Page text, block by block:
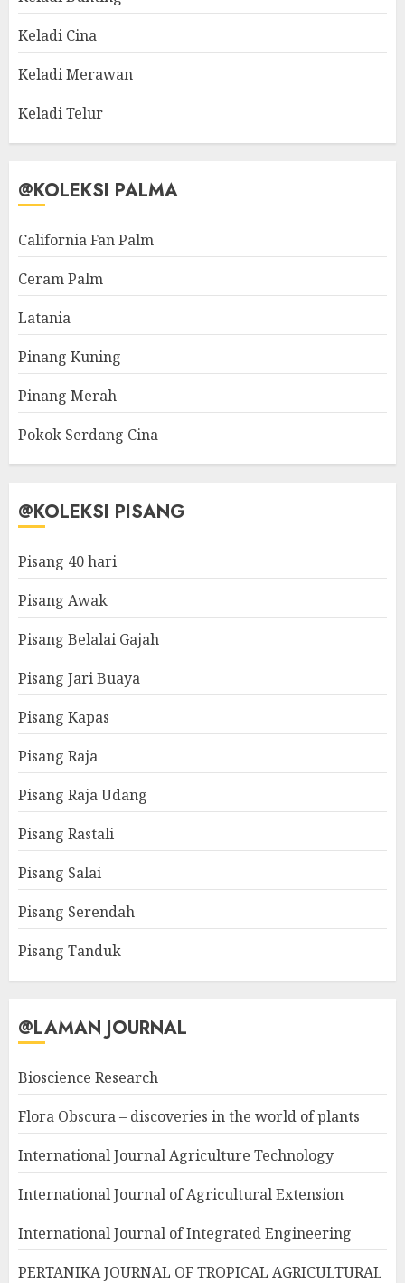
Keladi Cina
Keladi Merawan
Keladi Telur
@KOLEKSI PALMA
California Fan Palm
Ceram Palm
Latania
Pinang Kuning
Pinang Merah
Pokok Serdang Cina
@KOLEKSI PISANG
Pisang 40 hari
Pisang Awak
Pisang Belalai Gajah
Pisang Jari Buaya
Pisang Kapas
Pisang Raja
Pisang Raja Udang
Pisang Rastali
Pisang Salai
Pisang Serendah
Pisang Tanduk
@LAMAN JOURNAL
Bioscience Research
Flora Obscura – discoveries in the world of plants
International Journal Agriculture Technology
International Journal of Agricultural Extension
International Journal of Integrated Engineering
PERTANIKA JOURNAL OF TROPICAL AGRICULTURAL